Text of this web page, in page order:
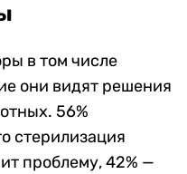
в том числе
они видят решения
56%
стерилизация
проблему, 42% —